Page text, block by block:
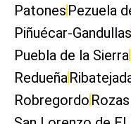
Patones Pezuela
Piñuécar-Gandullas
Puebla de la Sierra
Redueña
Robregordo